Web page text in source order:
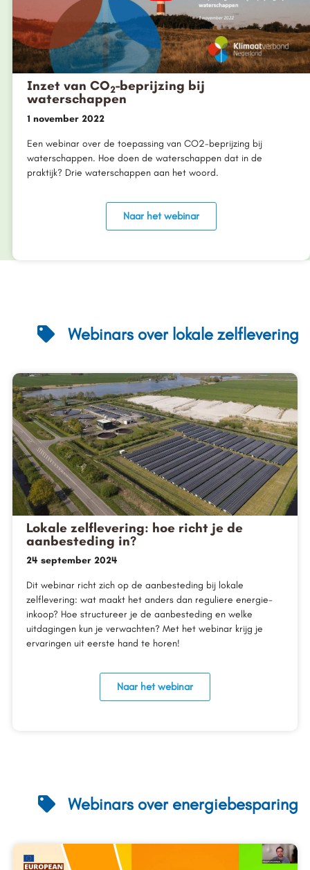
Inzet van CO2-beprijzing bij
waterschappen
1 november 2022
Een webinar over de toepassing van CO2-beprijzing bij
waterschappen. Hoe doen de waterschappen dat in de
praktijk? Drie waterschappen aan het woord.
Naar het webinar
Webinars over lokale zelflevering
Lokale zelflevering: hoe richt je de
aanbesteding in?
24 september 2024
Dit webinar richt zich op de aanbesteding bij lokale
zelflevering: wat maakt het anders dan reguliere energie-
inkoop? Hoe structureer je de aanbesteding en welke
uitdagingen kun je verwachten? Met het webinar krijg je
ervaringen uit eerste hand te horen!
Naar het webinar
Webinars over energiebesparing